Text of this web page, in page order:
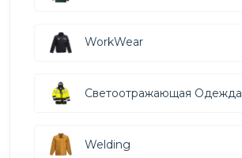
WorkWear
Светоотражающая Одежда
Welding